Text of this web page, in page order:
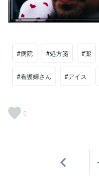
#病院 #処方箋 #薬
#看護婦さん #アイス
5